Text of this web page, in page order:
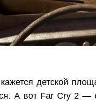
детской
А вот Far Cry 2 —